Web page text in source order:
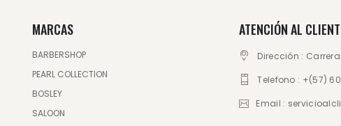
MARCAS
BARBERSHOP
PEARL COLLECTION
BOSLEY
SALOON
ATENCIÓN AL
Dirección :
Telefono : +(57)
Email :